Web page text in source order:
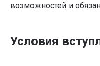
возможностей и
Условия